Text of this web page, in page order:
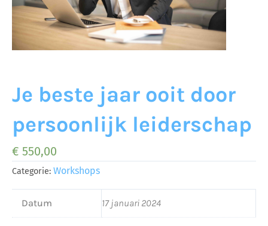
Je beste jaar ooit door
persoonlijk leiderschap
€ 550,00
Categorie: Workshops
Datum 17 januari 2024